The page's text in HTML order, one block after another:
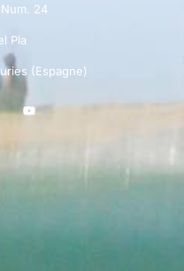
24
Pla
(Espagne)